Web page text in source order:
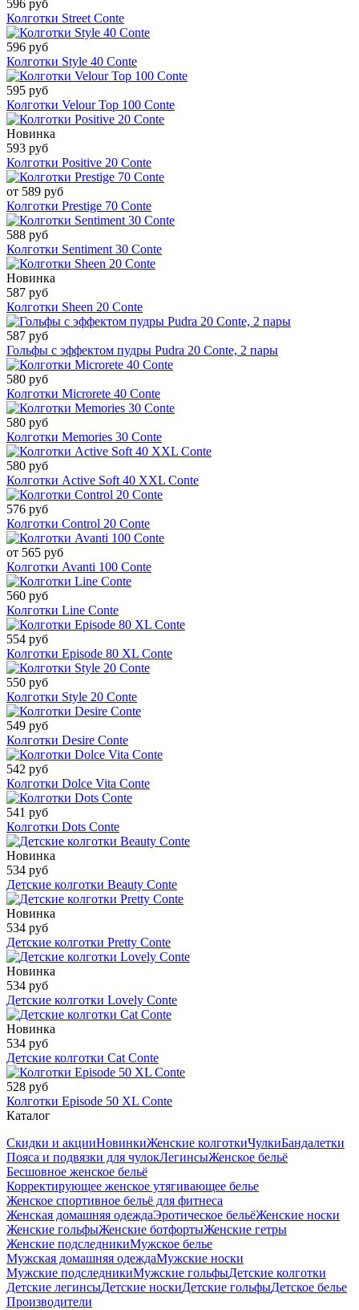
596 руб
Колготки Street Conte
596 руб
Колготки Style 40 Conte
595 руб
Колготки Velour Top 100 Conte
Новинка
593 руб
Колготки Positive 20 Conte
от 589 руб
Колготки Prestige 70 Conte
588 руб
Колготки Sentiment 30 Conte
Новинка
587 руб
Колготки Sheen 20 Conte
587 руб
Гольфы с эффектом пудры Pudra 20 Conte, 2 пары
580 руб
Колготки Microrete 40 Conte
580 руб
Колготки Memories 30 Conte
580 руб
Колготки Active Soft 40 XXL Conte
576 руб
Колготки Control 20 Conte
от 565 руб
Колготки Avanti 100 Conte
560 руб
Колготки Line Conte
554 руб
Колготки Episode 80 XL Conte
550 руб
Колготки Style 20 Conte
549 руб
Колготки Desire Conte
542 руб
Колготки Dolce Vita Conte
541 руб
Колготки Dots Conte
Новинка
534 руб
Детские колготки Beauty Conte
Новинка
534 руб
Детские колготки Pretty Conte
Новинка
534 руб
Детские колготки Lovely Conte
Новинка
534 руб
Детские колготки Cat Conte
528 руб
Колготки Episode 50 XL Conte
Каталог
Скидки и акцииНовинкиЖенские колготкиЧулкиБандалетки
Пояса и подвязки для чулокЛегинсыЖенское бельё
Бесшовное женское бельё
Корректирующее женское утягивающее белье
Женское спортивное бельё для фитнеса
Женская домашняя одеждаЭротическое бельёЖенские носки
Женские гольфыЖенские ботфортыЖенские гетры
Женские подследникиМужское белье
Мужская домашняя одеждаМужские носки
Мужские подследникиМужские гольфыДетские колготки
Детские легинсыДетские носкиДетские гольфыДетское белье
Производители